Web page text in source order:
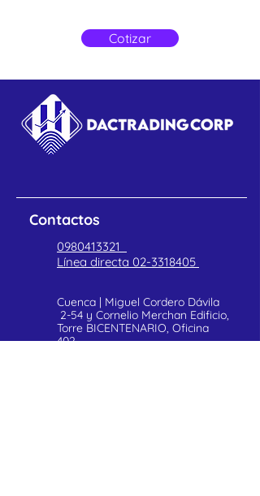
( Zipper Transparente)
Cotizar
Contactos
0980413321
Línea directa 02-3318405
Cuenca | Miguel Cordero Dávila
2-54 y Cornelio Merchan Edificio,
Torre BICENTENARIO, Oficina
402